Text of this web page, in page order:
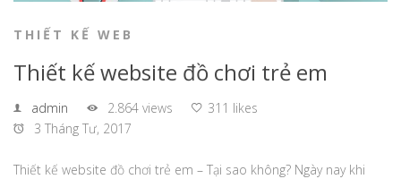
THIẾT KẾ WEB
Thiết kế website đồ chơi trẻ em
admin 2.864 views
311 likes
3 Tháng Tư, 2017
Thiết kế website đồ chơi trẻ em – Tại sao không? Ngày nay khi